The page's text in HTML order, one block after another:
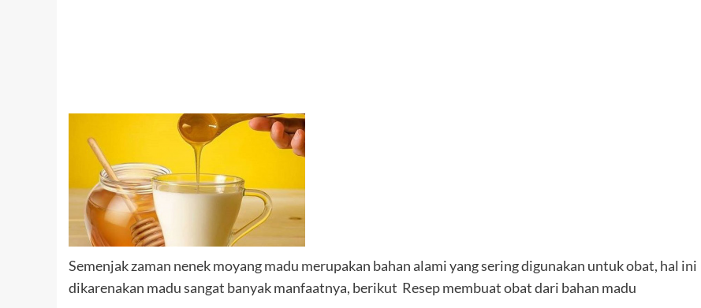
Semenjak zaman nenek moyang madu merupakan bahan alami yang sering digunakan untuk obat, hal ini
dikarenakan madu sangat banyak manfaatnya, berikut Resep membuat obat dari bahan madu